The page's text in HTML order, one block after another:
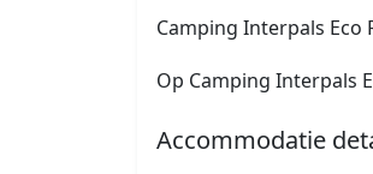
Camping Interpals Eco
Op Camping Interpals
Accommodatie